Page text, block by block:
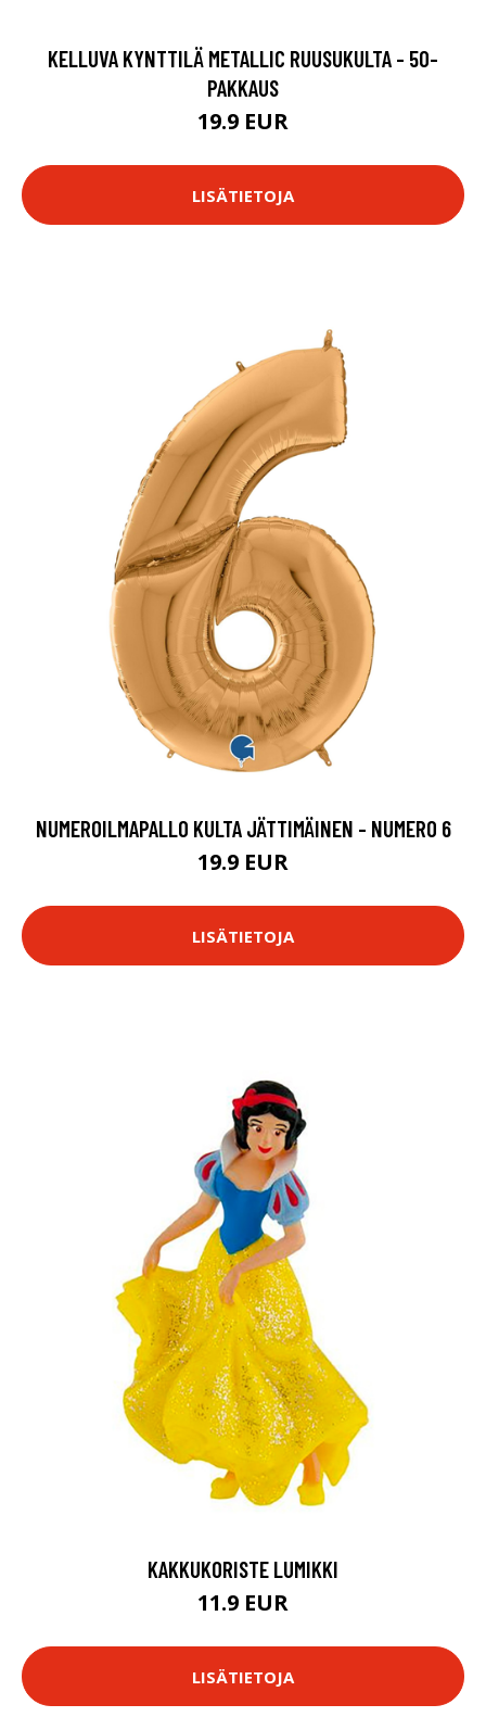
KELLUVA KYNTTILÄ METALLIC RUUSUKULTA - 50-
PAKKAUS
19.9 EUR
LISÄTIETOJA
NUMEROILMAPALLO KULTA JÄTTIMÄINEN - NUMERO 6
19.9 EUR
LISÄTIETOJA
KAKKUKORISTE LUMIKKI
11.9 EUR
LISÄTIETOJA